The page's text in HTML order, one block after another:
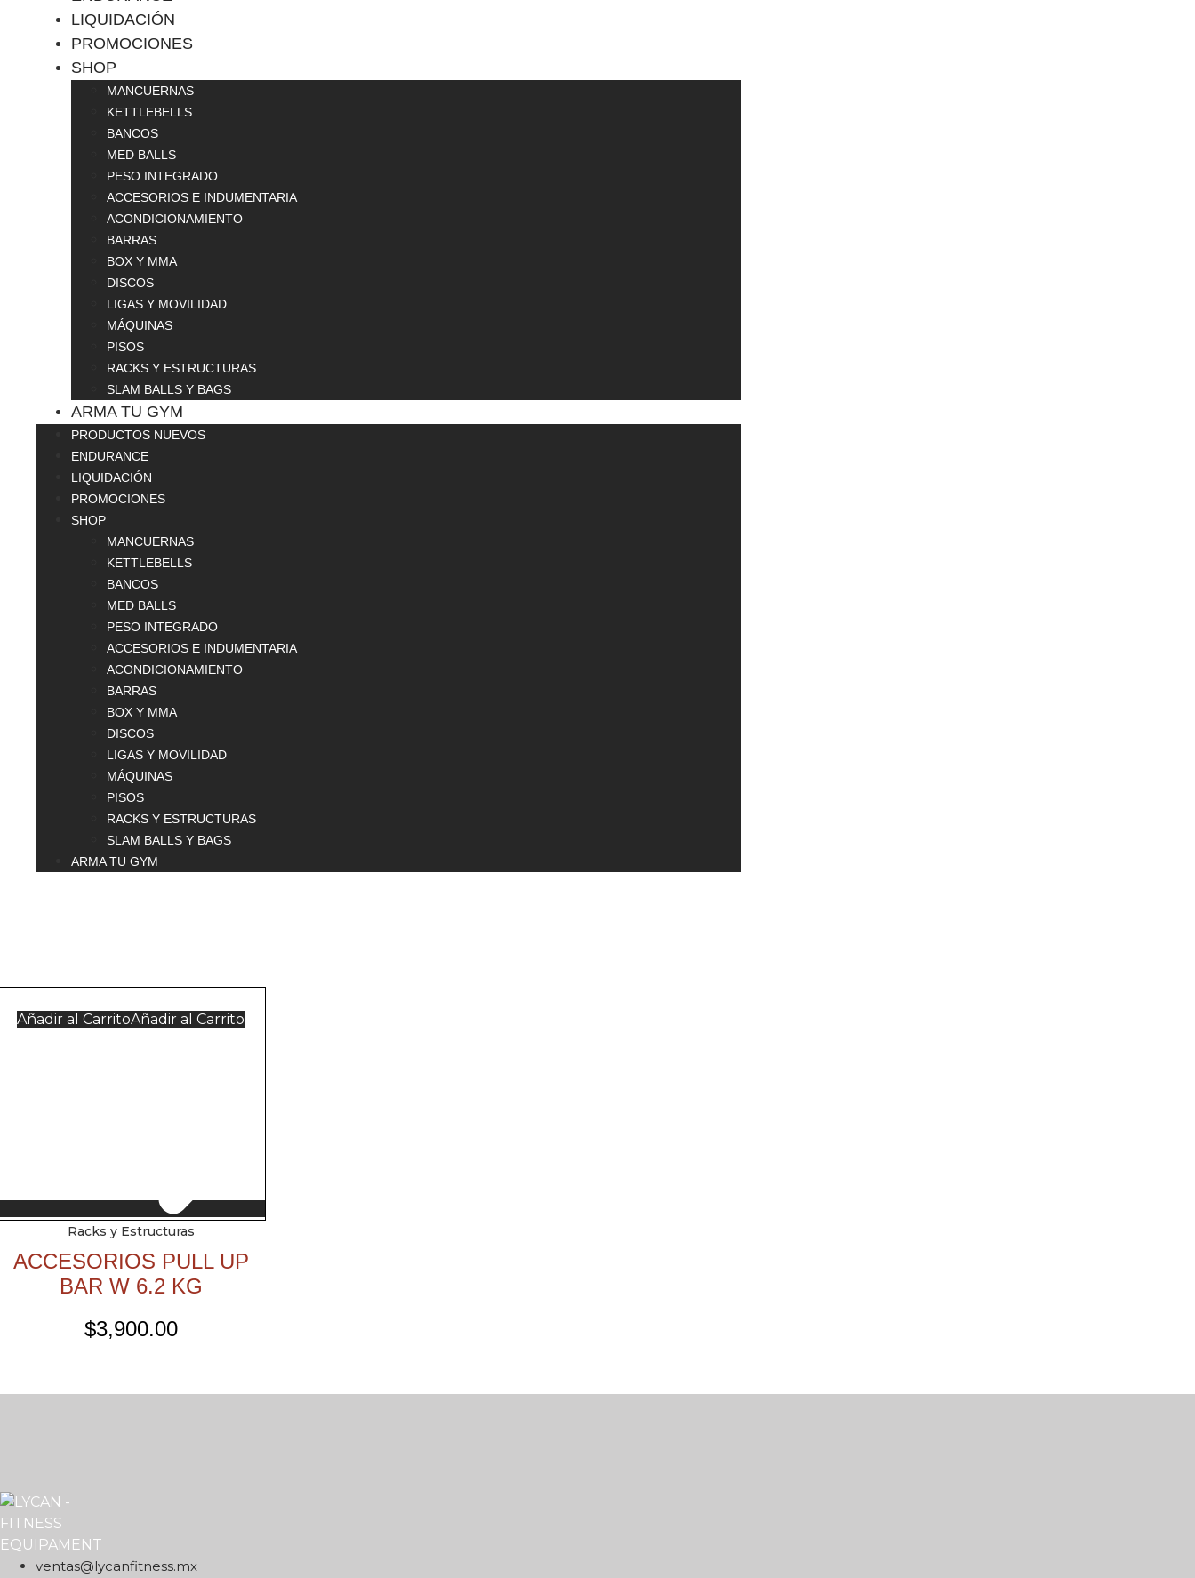
LIQUIDACIÓN
PROMOCIONES
SHOP
MANCUERNAS
KETTLEBELLS
BANCOS
MED BALLS
PESO INTEGRADO
ACCESORIOS E INDUMENTARIA
ACONDICIONAMIENTO
BARRAS
BOX Y MMA
DISCOS
LIGAS Y MOVILIDAD
MÁQUINAS
PISOS
RACKS Y ESTRUCTURAS
SLAM BALLS Y BAGS
ARMA TU GYM
PRODUCTOS NUEVOS
ENDURANCE
LIQUIDACIÓN
PROMOCIONES
SHOP
MANCUERNAS
KETTLEBELLS
BANCOS
MED BALLS
PESO INTEGRADO
ACCESORIOS E INDUMENTARIA
ACONDICIONAMIENTO
BARRAS
BOX Y MMA
DISCOS
LIGAS Y MOVILIDAD
MÁQUINAS
PISOS
RACKS Y ESTRUCTURAS
SLAM BALLS Y BAGS
ARMA TU GYM
Añadir al CarritoAñadir al Carrito
Racks y Estructuras
ACCESORIOS PULL UP
BAR W 6.2 KG
$3,900.00
xm.ssentifnacyl@satnev